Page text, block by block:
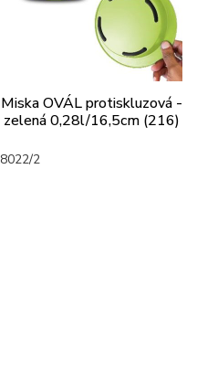
Miska OVÁL protiskluzová -
zelená 0,28l/16,5cm (216)
8022/2